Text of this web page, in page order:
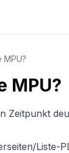
MPU?
Zeitpunkt
Liste-